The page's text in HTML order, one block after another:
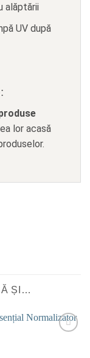
alăptării
UV după
lor acasă
ȘI…